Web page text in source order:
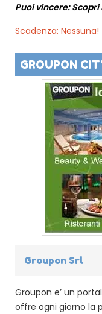
Puoi vincere:
Scadenza: Nessuna!
GROUPON
Groupon Srl
Groupon e’ un
offre ogni giorno la